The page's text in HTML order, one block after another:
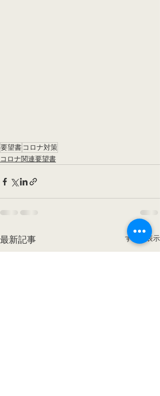
要望書 コロナ対策
コロナ関連要望書
最新記事 すべて表示